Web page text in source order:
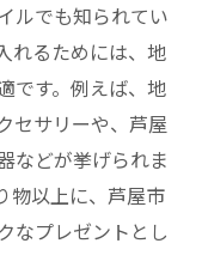
ギフト
選びのポイン
ラフトギフト
フト選び
のコツ
物
ルでも知られてい
れるためには、地
です。例えば、地
セサリーや、芦屋
などが挙げられま
物以上に、芦屋市
なプレゼントとし